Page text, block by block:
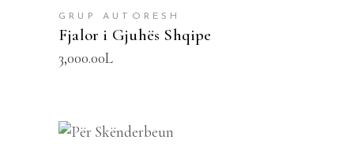
GRUP AUTORESH
Fjalor i Gjuhës Shqipe
3,000.00L